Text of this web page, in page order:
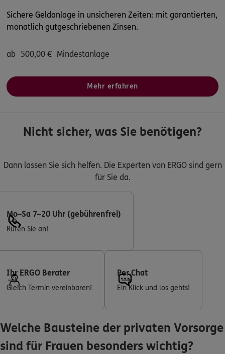
Sichere Geldanlage in unsicheren Zeiten: mit garantierten,
monatlich gutgeschriebenen Zinsen.
ab 500,00 € Mindestanlage
Mehr erfahren
Nicht sicher, was Sie benötigen?
Dann lassen Sie sich helfen. Die Experten von ERGO sind gern
für Sie da.
Mo–Sa 7–20 Uhr (gebührenfrei)
Rufen Sie an!
Ihr ERGO Berater
Gleich Termin vereinbaren!
Per Chat
Ein Klick und los gehts!
Welche Bausteine der privaten Vorsorge
sind für Frauen besonders wichtig?